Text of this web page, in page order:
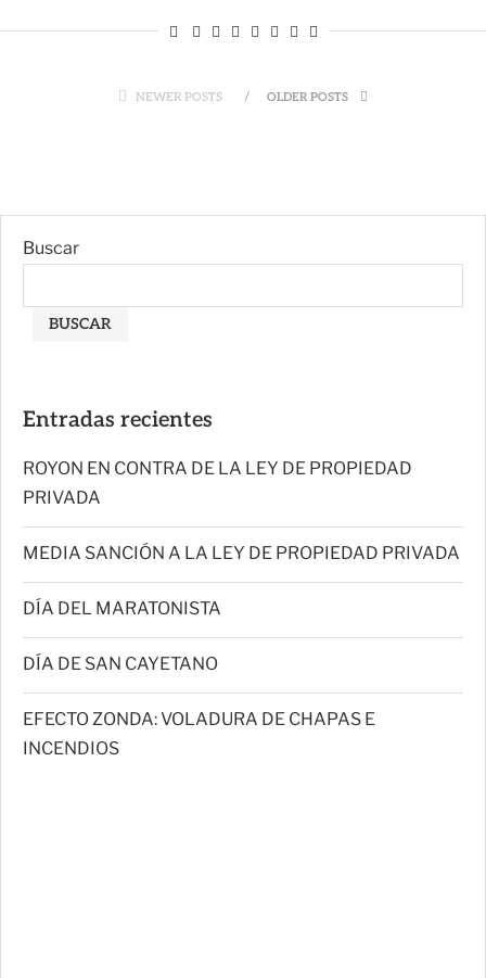
NEWER POSTS OLDER POSTS
Buscar
BUSCAR
Entradas recientes
ROYON EN CONTRA DE LA LEY DE PROPIEDAD
PRIVADA
MEDIA SANCIÓN A LA LEY DE PROPIEDAD PRIVADA
DÍA DEL MARATONISTA
DÍA DE SAN CAYETANO
EFECTO ZONDA: VOLADURA DE CHAPAS E
INCENDIOS